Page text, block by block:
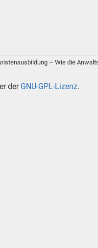
– Wie die
der GNU-GPL-Lizenz.